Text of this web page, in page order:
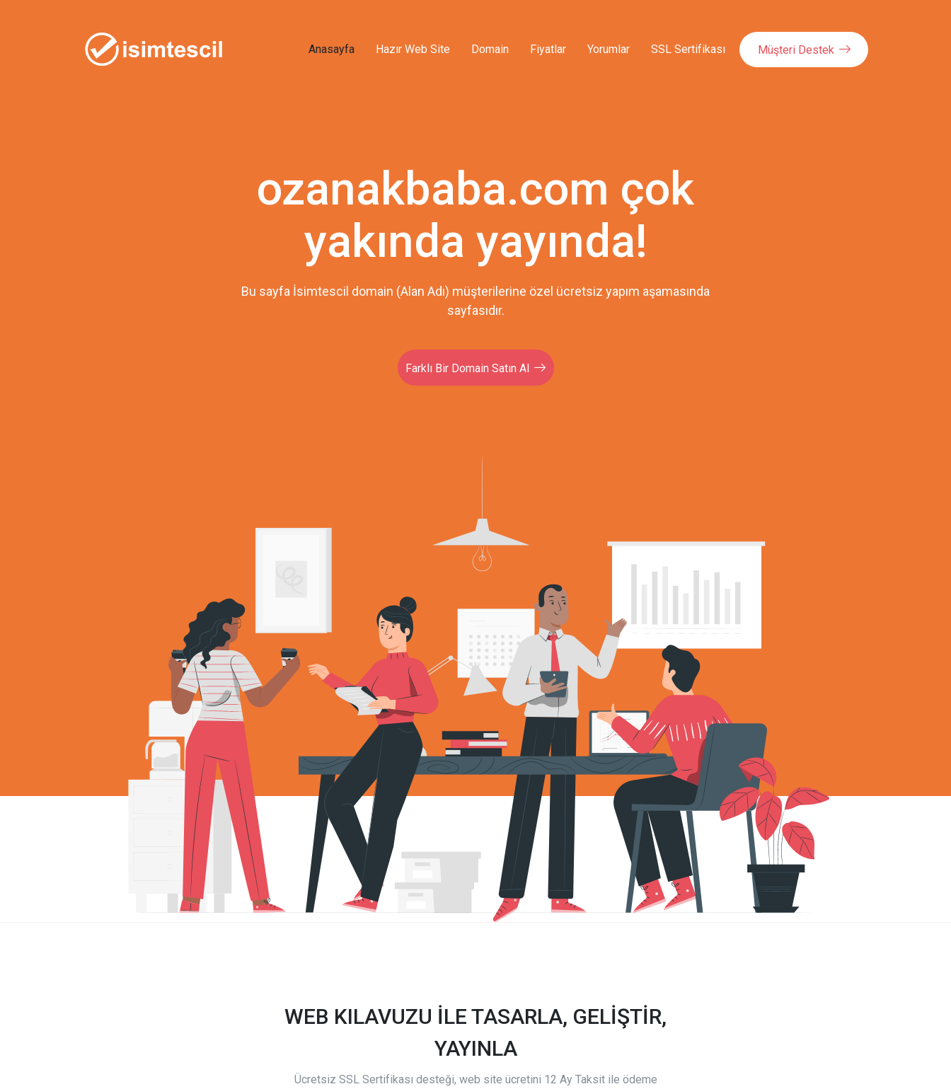
Anasayfa Hazır Web Site Domain Fiyatlar Yorumlar SSL Sertifikası Müşteri Destek
ozanakbaba.com çok
yakında yayında!
Bu sayfa İsimtescil domain (Alan Adı) müşterilerine özel ücretsiz yapım aşamasında
sayfasıdır.
Farklı Bir Domain Satın Al
WEB KILAVUZU İLE TASARLA, GELİŞTİR,
YAYINLA
Ücretsiz SSL Sertifikası desteği, web site ücretini 12 Ay Taksit ile ödeme